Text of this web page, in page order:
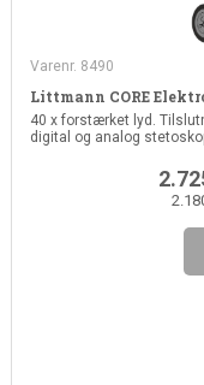
Varenr. 8490
Littmann CORE
40 x forstærket lyd.
digital og analog